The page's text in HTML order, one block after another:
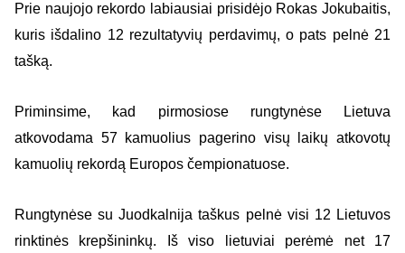
Prie naujojo rekordo labiausiai prisidėjo Rokas Jokubaitis,
kuris išdalino 12 rezultatyvių perdavimų, o pats pelnė 21
tašką.
Priminsime, kad pirmosiose rungtynėse Lietuva
atkovodama 57 kamuolius pagerino visų laikų atkovotų
kamuolių rekordą Europos čempionatuose.
Rungtynėse su Juodkalnija taškus pelnė visi 12 Lietuvos
rinktinės krepšininkų. Iš viso lietuviai perėmė net 17